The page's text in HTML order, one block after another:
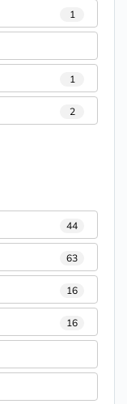
1
1
2
44
63
16
16